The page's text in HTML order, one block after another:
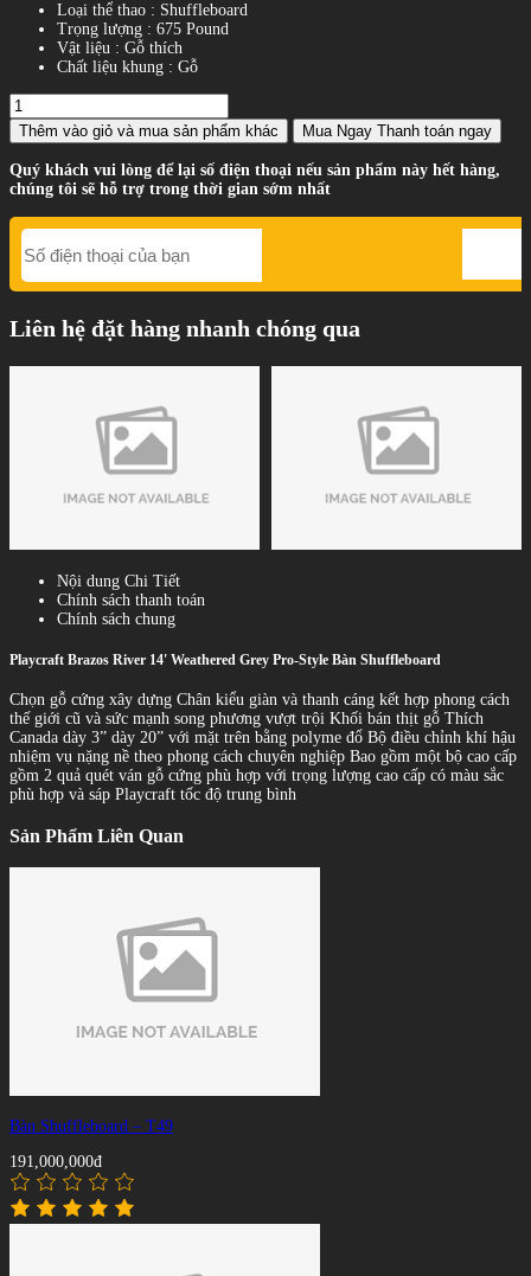
Loại thể thao : Shuffleboard
Trọng lượng : 675 Pound
Vật liệu : Gỗ thích
Chất liệu khung : Gỗ
Thêm vào giỏ và mua sản phẩm khác Mua Ngay Thanh toán ngay
Quý khách vui lòng để lại số điện thoại nếu sản phẩm này hết hàng,
chúng tôi sẽ hỗ trợ trong thời gian sớm nhất
Liên hệ đặt hàng nhanh chóng qua
Nội dung Chi Tiết
Chính sách thanh toán
Chính sách chung
Playcraft Brazos River 14' Weathered Grey Pro-Style Bàn Shuffleboard
Chọn gỗ cứng xây dựng Chân kiểu giàn và thanh cáng kết hợp phong cách
thế giới cũ và sức mạnh song phương vượt trội Khối bán thịt gỗ Thích
Canada dày 3” dày 20” với mặt trên bằng polyme đổ Bộ điều chỉnh khí hậu
nhiệm vụ nặng nề theo phong cách chuyên nghiệp Bao gồm một bộ cao cấp
gồm 2 quả quét ván gỗ cứng phù hợp với trọng lượng cao cấp có màu sắc
phù hợp và sáp Playcraft tốc độ trung bình
Sản Phẩm Liên Quan
Bàn Shuffleboard – T49
191,000,000đ